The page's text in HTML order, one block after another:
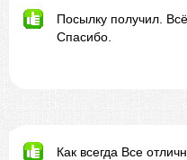
Посылку получил.
Спасибо.
Как всегда Все